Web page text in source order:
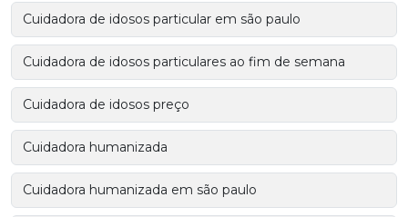
Cuidadora de idosos particular em são paulo
Cuidadora de idosos particulares ao fim de semana
Cuidadora de idosos preço
Cuidadora humanizada
Cuidadora humanizada em são paulo